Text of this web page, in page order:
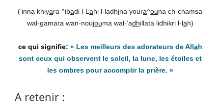
(‘inna khiyara ^ibadi l-L ahi l-ladhina youra^ouna ch-chamsa
wal-qamara wan-noujouma wal-‘adhillata lidhikri l-lah)
« Les meilleurs des adorateurs de Allah
sont ceux qui observent le soleil, la lune, les étoiles et
les ombres pour accomplir la prière. »
A retenir :